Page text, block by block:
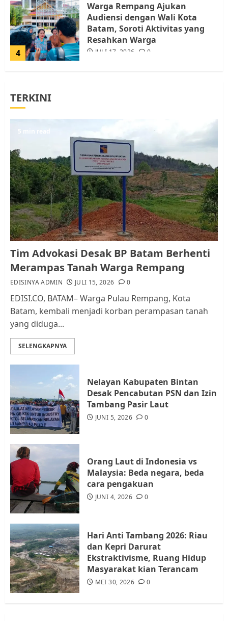
4
Warga Rempang Ajukan
Audiensi dengan Wali Kota
Batam, Soroti Aktivitas yang
Resahkan Warga
JULI 17, 2026 0
5
1
Pemko Batam Tegaskan RT dan
RW bukan Petugas Pendataan
dan Pemungutan Pajak
AGUSTUS 1, 2026 0
Kader Pajak jadi Penghubung
Pemerintah dan Masyarakat di
Lingkungan RT/RW
AGUSTUS 1, 2026
4
Warga Rempang Ajukan
Audiensi dengan Wali Kota
5
Tim Advokasi Desak BP Batam
Berhenti Merampas Tanah
TERKINI
5 min read
Tim Advokasi Desak BP Batam Berhenti
Merampas Tanah Warga Rempang
EDISINYA ADMIN JULI 15, 2026 0
EDISI.CO, BATAM– Warga Pulau Rempang, Kota
Batam, kembali menjadi korban perampasan tanah
yang diduga...
SELENGKAPNYA
Nelayan Kabupaten Bintan
Desak Pencabutan PSN dan Izin
Tambang Pasir Laut
JUNI 5, 2026 0
Orang Laut di Indonesia vs
Malaysia: Beda negara, beda
cara pengakuan
JUNI 4, 2026 0
Hari Anti Tambang 2026: Riau
dan Kepri Darurat
Ekstraktivisme, Ruang Hidup
Masyarakat kian Terancam
MEI 30, 2026 0